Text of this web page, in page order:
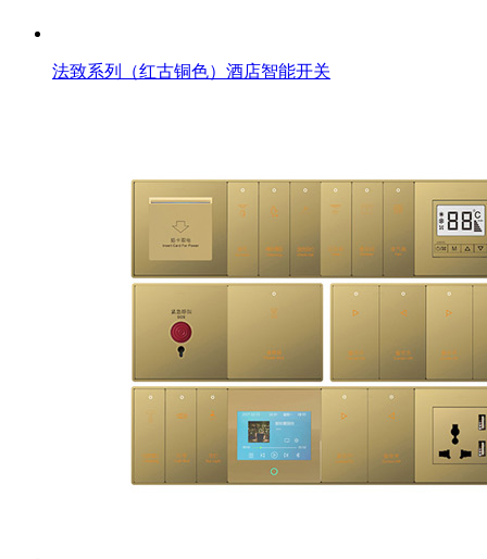
法致系列（红古铜色）酒店智能开关